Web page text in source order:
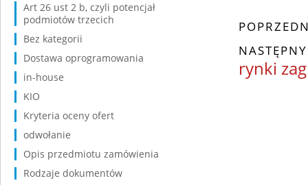
rynki
Art 26 ust 2 b, czyli potencjał
podmiotów trzecich
Bez kategorii
Dostawa oprogramowania
in-house
KIO
Kryteria oceny ofert
odwołanie
Opis przedmiotu zamówienia
Rodzaje dokumentów